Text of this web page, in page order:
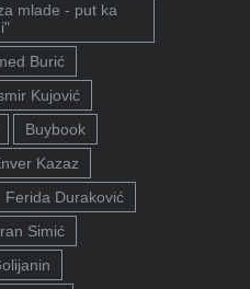
mlade - put ka
Burić
Kujović
Buybook
Kazaz
Ferida Duraković
Simić